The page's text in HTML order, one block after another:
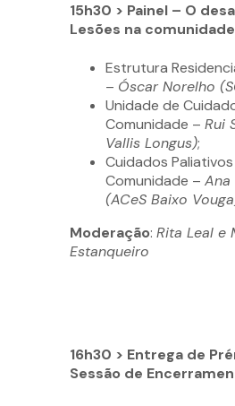
15h30 > Painel – O
Lesões na comunidade
Estrutura
– Óscar Norelho
Unidade de
Comunidade – Rui
Vallis Longus);
Cuidados
Comunidade – Ana
(ACeS Baixo
Moderação: Rita Leal e
Estanqueiro
16h30 > Entrega de
Sessão de